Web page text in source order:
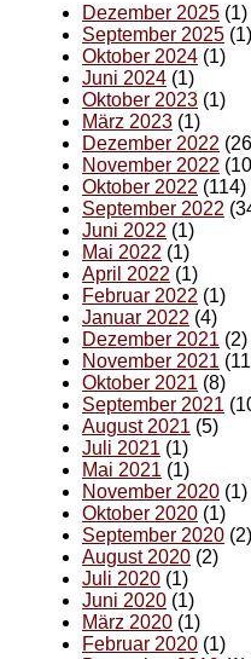
Dezember 2025 (1)
September 2025 (1)
Oktober 2024 (1)
Juni 2024 (1)
Oktober 2023 (1)
März 2023 (1)
Dezember 2022
November 2022
Oktober 2022 (114)
September 2022
Juni 2022 (1)
Mai 2022 (1)
April 2022 (1)
Februar 2022 (1)
Januar 2022 (4)
Dezember 2021 (2)
November 2021
Oktober 2021 (8)
September 2021
August 2021 (5)
Juli 2021 (1)
Mai 2021 (1)
November 2020 (1)
Oktober 2020 (1)
September 2020 (2)
August 2020 (2)
Juli 2020 (1)
Juni 2020 (1)
März 2020 (1)
Februar 2020 (1)